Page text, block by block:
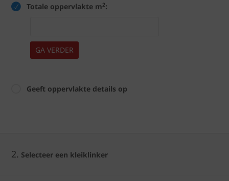
Totale oppervlakte m2:
GA VERDER
Geeft oppervlakte details op
2. Selecteer een kleiklinker